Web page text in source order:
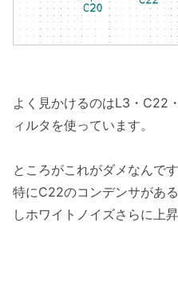
よく見かけるのはL3・C22
ィルタを使っています。
ところがこれがダメなんです
特にC22のコンデンサがあ
しホワイトノイズさらに上昇